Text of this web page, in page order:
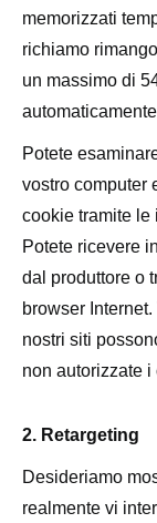
memorizzati
richiamo
un massimo di
Potete
vostro computer
cookie tramite le
Potete ricevere
dal produttore o
browser
nostri siti
non autorizzate i
2. Retargeting
Desideriamo
realmente vi